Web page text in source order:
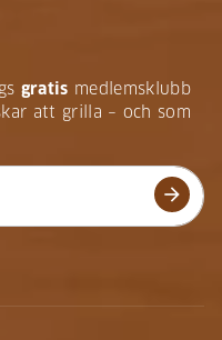
gratis medlemsklubb
att grilla – och som
arrow_forward